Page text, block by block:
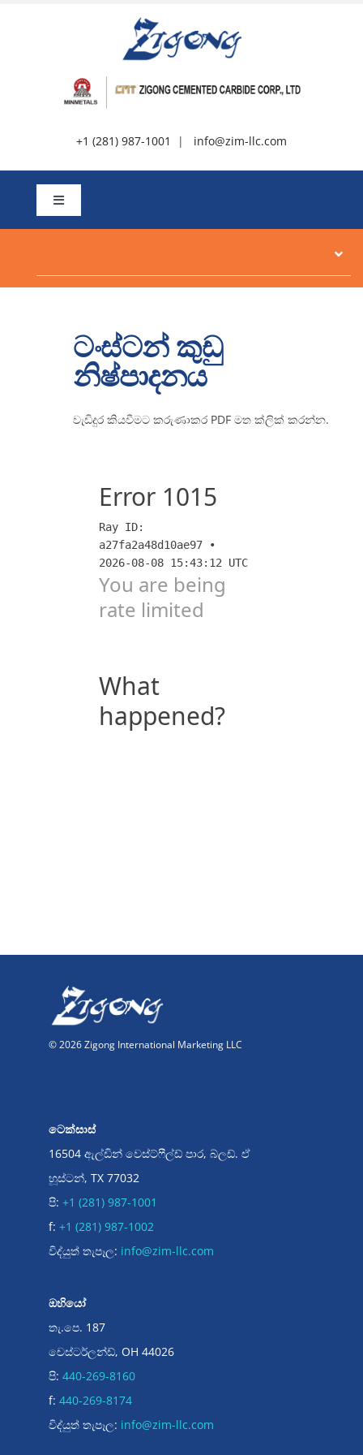
+1 (281) 987-1001 | info@zim-llc.com
සංචාලනය
ටංස්ටන් කුඩු
නිෂ්පාදනය
වැඩිදුර කියවීමට කරුණාකර PDF මත ක්ලික් කරන්න.
© 2026 Zigong International Marketing LLC
ටෙක්සාස්
16504 ඇල්ඩින් වෙස්ට්ෆීල්ඩ් පාර, බ්ලඩ්. ඒ
හූස්ටන්, TX 77032
පි: +1 (281) 987-1001
f: +1 (281) 987-1002
විද්යුත් තැපෑල: info@zim-llc.com
ඔහියෝ
තැ.පෙ. 187
චෙස්ටර්ලන්ඩ්, OH 44026
පි: 440-269-8160
f: 440-269-8174
විද්යුත් තැපෑල: info@zim-llc.com